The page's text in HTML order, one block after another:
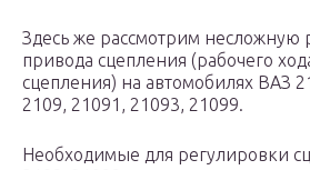
Здесь же рассмотрим несложную
привода сцепления (рабочего
сцепления) на автомобилях ВАЗ
2109, 21091, 21093, 21099.
Необходимые для регулировки